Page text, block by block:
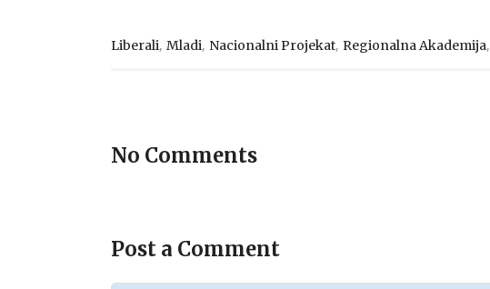
Liberali, Mladi, Nacionalni Projekat, Regionalna Akademija,
No Comments
Post a Comment